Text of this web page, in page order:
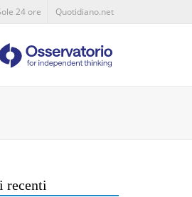
24 ore Quotidiano.net
recenti